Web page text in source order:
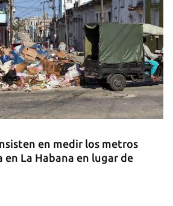
en medir los metros
en La Habana en lugar de